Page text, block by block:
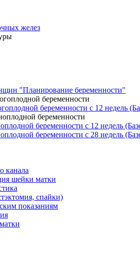
желез
"Планирование беременности"
беременности
беременности с 12 недель
беременности
беременности с 12 недель
беременности с 28 недель
канала
шейки матки
спайки)
показаниям